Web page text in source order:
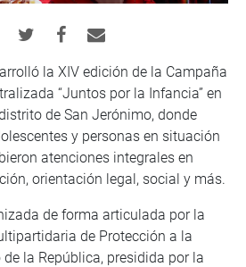
la XIV edición de la Campaña
“Juntos por la Infancia” en
de San Jerónimo, donde
y personas en situación
atenciones integrales en
orientación legal, social y más.
de forma articulada por la
de Protección a la
la República, presidida por la